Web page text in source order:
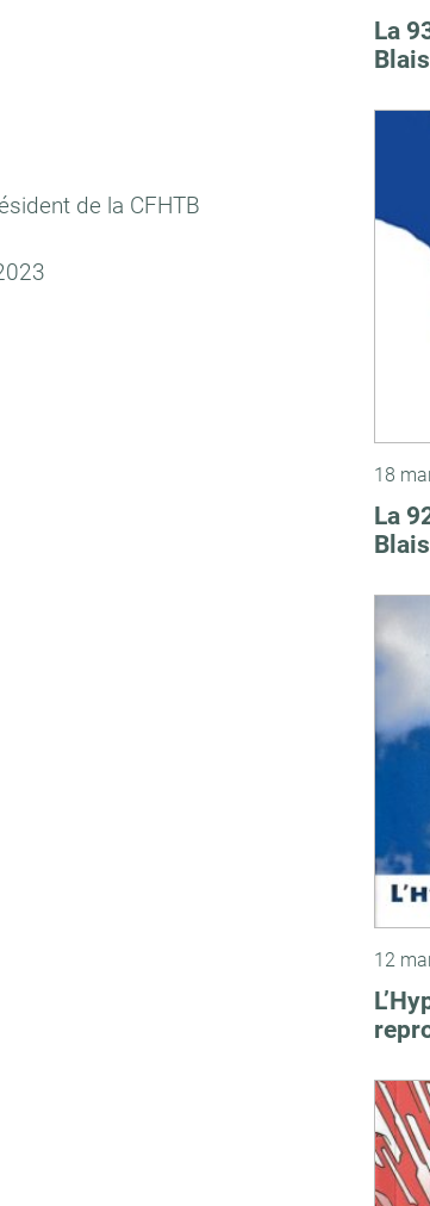
de la CFHTB
La
18
La
12